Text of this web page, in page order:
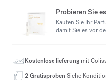
Probieren Sie
Kaufen Sie Ihr
damit Sie es vor
Kostenlose lieferungmit
2 Gratisproben Siehe